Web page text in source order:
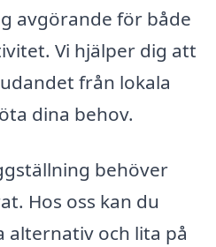
avgörande för både
Vi hjälper dig att
från lokala
dina behov.
behöver
Hos oss kan du
alternativ och lita på